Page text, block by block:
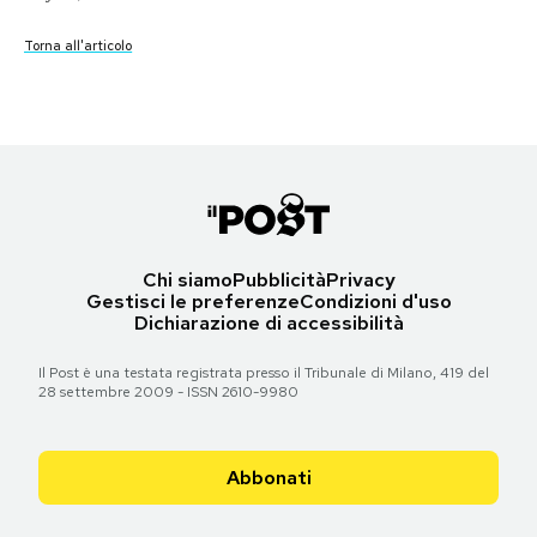
PODCAST
CALENDARIO
Torna all'articolo
Torna all'articolo
Torna all'articolo
Torna all'articolo
Torna all'articolo
Torna all'articolo
Torna all'articolo
Chi siamoPubblicitàPrivacy
Gestisci le preferenzeCondizioni d'uso
Dichiarazione di accessibilità
Il Post è una testata registrata presso il Tribunale di Milano, 419 del
28 settembre 2009 - ISSN 2610-9980
Abbonati